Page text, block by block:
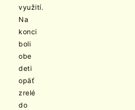
využití.
Na
konci
boli
obe
deti
opäť
zrelé
do